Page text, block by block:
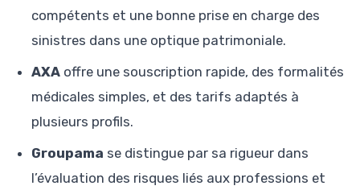
compétents et une bonne prise en charge des
sinistres dans une optique patrimoniale.
AXA offre une souscription rapide, des formalités
médicales simples, et des tarifs adaptés à
plusieurs profils.
Groupama se distingue par sa rigueur dans
l’évaluation des risques liés aux professions et